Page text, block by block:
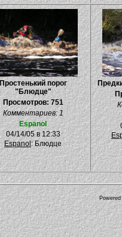
Простенький порог
"Блюдце"
Просмотров: 751
Комментариев: 1
Espanol
04/14/05 в 12:33
Espanol: Блюдце